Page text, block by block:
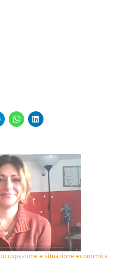
e situazione economica